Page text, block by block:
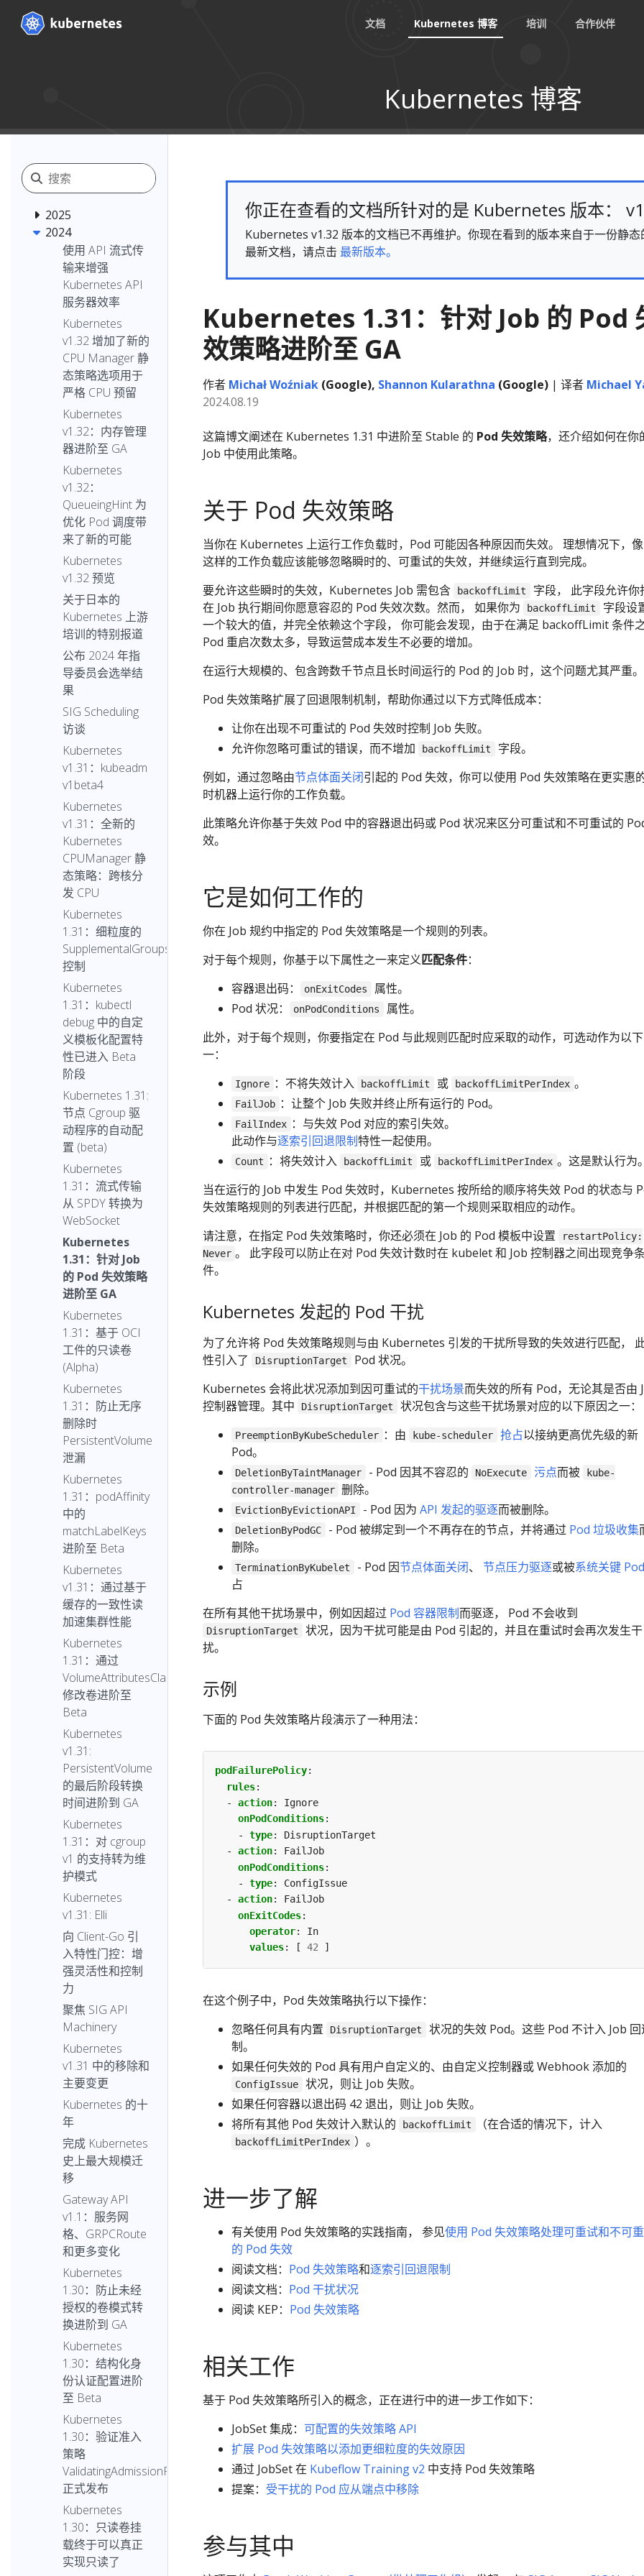
文档 Kubernetes 博客 培训 合作伙伴
Kubernetes 博客
2025
2024
使用 API 流式传
输来增强
Kubernetes API
服务器效率
Kubernetes
v1.32 增加了新的
CPU Manager 静
态策略选项用于
严格 CPU 预留
Kubernetes
v1.32：内存管理
器进阶至 GA
Kubernetes
v1.32：
QueueingHint 为
优化 Pod 调度带
来了新的可能
Kubernetes
v1.32 预览
关于日本的
Kubernetes 上游
培训的特别报道
公布 2024 年指
导委员会选举结
果
SIG Scheduling
访谈
Kubernetes
v1.31：kubeadm
v1beta4
Kubernetes
v1.31：全新的
Kubernetes
CPUManager 静
态策略：跨核分
发 CPU
Kubernetes
1.31：细粒度的
SupplementalGroups
控制
Kubernetes
1.31：kubectl
debug 中的自定
义模板化配置特
性已进入 Beta
阶段
Kubernetes 1.31:
节点 Cgroup 驱
动程序的自动配
置 (beta)
Kubernetes
1.31：流式传输
从 SPDY 转换为
WebSocket
Kubernetes
1.31：针对 Job
的 Pod 失效策略
进阶至 GA
Kubernetes
1.31：基于 OCI
工件的只读卷
(Alpha)
Kubernetes
1.31：防止无序
删除时
PersistentVolume
泄漏
Kubernetes
1.31：podAffinity
中的
matchLabelKeys
进阶至 Beta
Kubernetes
v1.31：通过基于
缓存的一致性读
加速集群性能
Kubernetes
1.31：通过
VolumeAttributesClass
修改卷进阶至
Beta
Kubernetes
v1.31:
PersistentVolume
的最后阶段转换
时间进阶到 GA
Kubernetes
1.31：对 cgroup
v1 的支持转为维
护模式
Kubernetes
v1.31: Elli
向 Client-Go 引
入特性门控：增
强灵活性和控制
力
聚焦 SIG API
Machinery
Kubernetes
v1.31 中的移除和
主要变更
Kubernetes 的十
年
完成 Kubernetes
史上最大规模迁
移
Gateway API
v1.1：服务网
格、GRPCRoute
和更多变化
Kubernetes
1.30：防止未经
授权的卷模式转
换进阶到 GA
Kubernetes
1.30：结构化身
份认证配置进阶
至 Beta
Kubernetes
1.30：验证准入
策略
ValidatingAdmissionPolicy
正式发布
Kubernetes
1.30：只读卷挂
载终于可以真正
实现只读了
你正在查看的文档所针对的是 Kubernetes 版本：
Kubernetes v1.32 版本的文档已不再维护。你现在看到的版本来自于一份静
最新文档，请点击 最新版本。
Kubernetes 1.31：针对 Job 的 Pod
效策略进阶至 GA
作者 Michał Woźniak (Google), Shannon Kularathna (Google) | 译者 Michael
2024.08.19
这篇博文阐述在 Kubernetes 1.31 中进阶至 Stable 的 Pod 失效策略，还介绍如何在你
Job 中使用此策略。
关于 Pod 失效策略
当你在 Kubernetes 上运行工作负载时，Pod 可能因各种原因而失效。 理想情况下，
这样的工作负载应该能够忽略瞬时的、可重试的失效，并继续运行直到完成。
要允许这些瞬时的失效，Kubernetes Job 需包含
backoffLimit
字段， 此字段允许你
在 Job 执行期间你愿意容忍的 Pod 失效次数。然而， 如果你为
backoffLimit
字段设
一个较大的值，并完全依赖这个字段， 你可能会发现，由于在满足 backoffLimit 条件
Pod 重启次数太多，导致运营成本发生不必要的增加。
在运行大规模的、包含跨数千节点且长时间运行的 Pod 的 Job 时，这个问题尤其严重。
Pod 失效策略扩展了回退限制机制，帮助你通过以下方式降低成本：
让你在出现不可重试的 Pod 失效时控制 Job 失败。
允许你忽略可重试的错误，而不增加
backoffLimit
字段。
例如，通过忽略由节点体面关闭引起的 Pod 失效，你可以使用 Pod 失效策略在更实惠
时机器上运行你的工作负载。
此策略允许你基于失效 Pod 中的容器退出码或 Pod 状况来区分可重试和不可重试的
效。
它是如何工作的
你在 Job 规约中指定的 Pod 失效策略是一个规则的列表。
对于每个规则，你基于以下属性之一来定义匹配条件：
容器退出码：
onExitCodes
属性。
Pod 状况：
onPodConditions
属性。
此外，对于每个规则，你要指定在 Pod 与此规则匹配时应采取的动作，可选动作为以
一：
Ignore ：不将失效计入 backoffLimit 或 backoffLimitPerIndex 。
FailJob ：让整个 Job 失败并终止所有运行的 Pod。
FailIndex ：与失效 Pod 对应的索引失效。
此动作与逐索引回退限制特性一起使用。
Count ：将失效计入 backoffLimit 或 backoffLimitPerIndex 。这是默认行为。
当在运行的 Job 中发生 Pod 失效时，Kubernetes 按所给的顺序将失效 Pod 的状态与
失效策略规则的列表进行匹配，并根据匹配的第一个规则采取相应的动作。
请注意，在指定 Pod 失效策略时，你还必须在 Job 的 Pod 模板中设置
restartPolicy:
Never 。 此字段可以防止在对 Pod 失效计数时在 kubelet 和 Job 控制器之间出现竞争条
件。
Kubernetes 发起的 Pod 干扰
为了允许将 Pod 失效策略规则与由 Kubernetes 引发的干扰所导致的失效进行匹配，
性引入了
DisruptionTarget
Pod 状况。
Kubernetes 会将此状况添加到因可重试的干扰场景而失效的所有 Pod，无论其是否由
控制器管理。其中
DisruptionTarget 状况包含与这些干扰场景对应的以下原因之一：
PreemptionByKubeScheduler ：由 kube-scheduler 抢占以接纳更高优先级的新
Pod。
DeletionByTaintManager - Pod 因其不容忍的 NoExecute 污点而被
kube-
controller-manager 删除。
EvictionByEvictionAPI - Pod 因为 API 发起的驱逐而被删除。
DeletionByPodGC - Pod 被绑定到一个不再存在的节点，并将通过 Pod 垃圾收集
删除。
TerminationByKubelet - Pod 因节点体面关闭、 节点压力驱逐或被系统关键 Pod
占
在所有其他干扰场景中，例如因超过 Pod 容器限制而驱逐， Pod 不会收到
DisruptionTarget
状况，因为干扰可能是由 Pod 引起的，并且在重试时会再次发生干
扰。
示例
下面的 Pod 失效策略片段演示了一种用法：
podFailurePolicy:
rules:
- action:
Ignore
onPodConditions:
- type:
DisruptionTarget
- action:
FailJob
onPodConditions:
- type:
ConfigIssue
- action:
FailJob
onExitCodes:
operator:
In
values: [ 42 ]
在这个例子中，Pod 失效策略执行以下操作：
忽略任何具有内置
DisruptionTarget
状况的失效 Pod。这些 Pod 不计入 Job 回
制。
如果任何失效的 Pod 具有用户自定义的、由自定义控制器或 Webhook 添加的
ConfigIssue
状况，则让 Job 失败。
如果任何容器以退出码 42 退出，则让 Job 失败。
将所有其他 Pod 失效计入默认的
backoffLimit （在合适的情况下，计入
backoffLimitPerIndex ）。
进一步了解
有关使用 Pod 失效策略的实践指南， 参见使用 Pod 失效策略处理可重试和不可
的 Pod 失效
阅读文档： Pod 失效策略和逐索引回退限制
阅读文档： Pod 干扰状况
阅读 KEP： Pod 失效策略
相关工作
基于 Pod 失效策略所引入的概念，正在进行中的进一步工作如下：
JobSet 集成： 可配置的失效策略 API
扩展 Pod 失效策略以添加更细粒度的失效原因
通过 JobSet 在 Kubeflow Training v2 中支持 Pod 失效策略
提案： 受干扰的 Pod 应从端点中移除
参与其中